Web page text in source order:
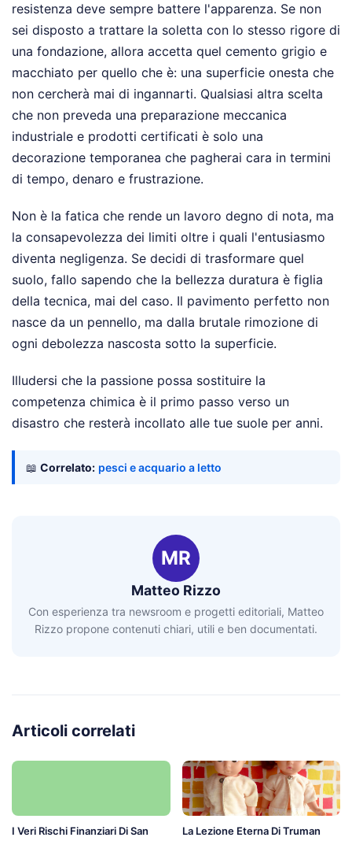
resistenza deve sempre battere l'apparenza. Se non
sei disposto a trattare la soletta con lo stesso rigore di
una fondazione, allora accetta quel cemento grigio e
macchiato per quello che è: una superficie onesta che
non cercherà mai di ingannarti. Qualsiasi altra scelta
che non preveda una preparazione meccanica
industriale e prodotti certificati è solo una
decorazione temporanea che pagherai cara in termini
di tempo, denaro e frustrazione.
Non è la fatica che rende un lavoro degno di nota, ma
la consapevolezza dei limiti oltre i quali l'entusiasmo
diventa negligenza. Se decidi di trasformare quel
suolo, fallo sapendo che la bellezza duratura è figlia
della tecnica, mai del caso. Il pavimento perfetto non
nasce da un pennello, ma dalla brutale rimozione di
ogni debolezza nascosta sotto la superficie.
Illudersi che la passione possa sostituire la
competenza chimica è il primo passo verso un
disastro che resterà incollato alle tue suole per anni.
📖 Correlato: pesci e acquario a letto
MR
Matteo Rizzo
Con esperienza tra newsroom e progetti editoriali, Matteo
Rizzo propone contenuti chiari, utili e ben documentati.
Articoli correlati
I Veri Rischi Finanziari Di San
La Lezione Eterna Di Truman